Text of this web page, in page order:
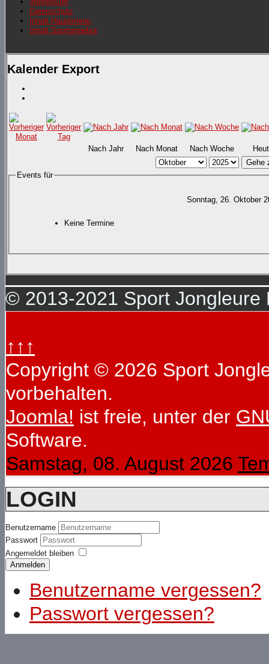
Datenschutz
Inhalt Hauptmenü
Inhalt Sportangebot
Kalender Export
Nach Jahr Nach Monat Nach Woche
Gehe
Events für
Sonntag, 26. Oktober
Keine Termine
© 2013-2021 Sport Jongleure
↑↑↑
Copyright © 2026 Sport
vorbehalten.
Joomla! ist freie, unter der
Software.
Samstag, 08. August 2026
LOGIN
Benutzername
Passwort
Angemeldet bleiben
Anmelden
Benutzername vergessen?
Passwort vergessen?